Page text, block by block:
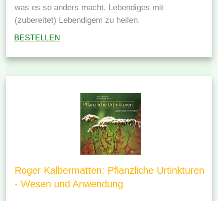
was es so anders macht, Lebendiges mit
(zubereitet) Lebendigem zu heilen.
BESTELLEN
Roger Kalbermatten: Pflanzliche Urtinkturen
- Wesen und Anwendung